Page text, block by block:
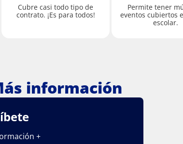
Cubre casi todo tipo de
contrato. ¡Es para todos!
Permite tener
eventos cubiertos
escolar.
información
+